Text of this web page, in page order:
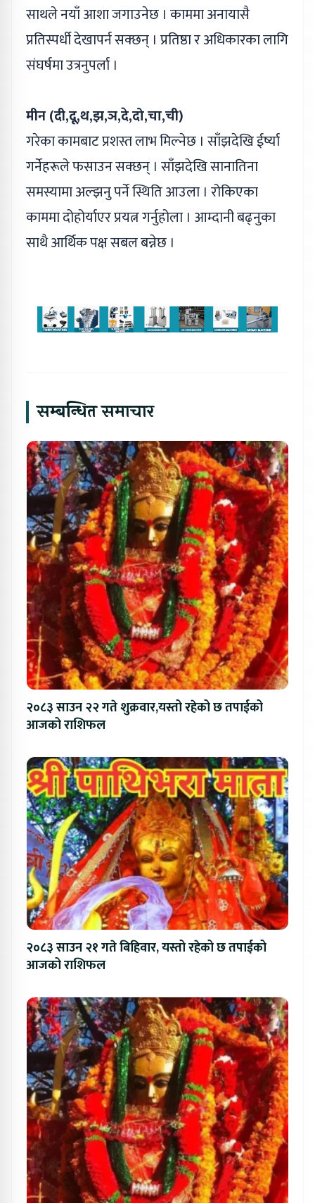
साथले नयाँ आशा जगाउनेछ । काममा अनायासै
प्रतिस्पर्धी देखापर्न सक्छन् । प्रतिष्ठा र अधिकारका लागि
संघर्षमा उत्रनुपर्ला ।
मीन (दी,दू,थ,झ,ञ,दे,दो,चा,ची)
गरेका कामबाट प्रशस्त लाभ मिल्नेछ । साँझदेखि ईर्ष्या
गर्नेहरूले फसाउन सक्छन् । साँझदेखि सानातिना
समस्यामा अल्झनु पर्ने स्थिति आउला । रोकिएका
काममा दोहोर्याएर प्रयत्न गर्नुहोला । आम्दानी बढ्नुका
साथै आर्थिक पक्ष सबल बन्नेछ ।
सम्बन्धित समाचार
२०८३ साउन २२ गते शुक्रवार,यस्तो रहेको छ तपाईको
आजको राशिफल
२०८३ साउन २१ गते बिहिवार, यस्तो रहेको छ तपाईको
आजको राशिफल